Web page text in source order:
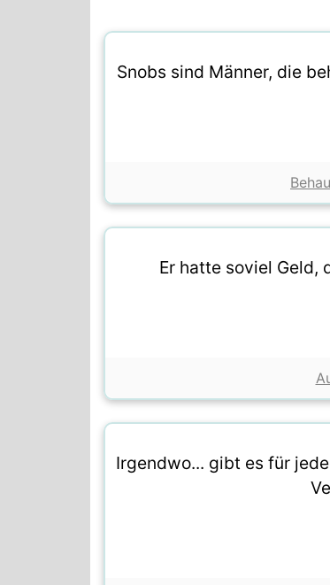
Snobs sind Männer, die
Er hatte soviel Geld,
Irgendwo... gibt es für